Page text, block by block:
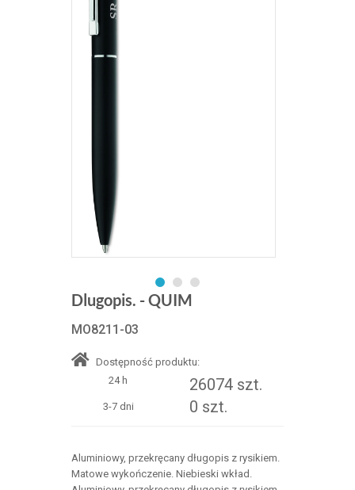
Dlugopis. - QUIM
MO8211-03
Dostępność produktu:
24 h
26074 szt.
3-7 dni 0 szt.
Aluminiowy, przekręcany długopis z rysikiem.
Matowe wykończenie. Niebieski wkład.